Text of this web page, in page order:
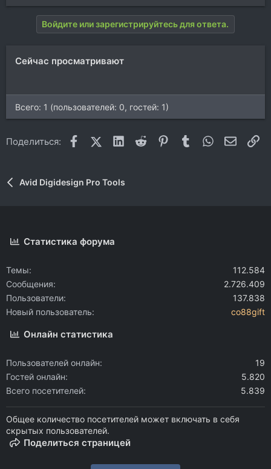
е
и
Войдите или зарегистрируйтесь для ответа.
Сейчас просматривают
Всего: 1 (пользователей: 0, гостей: 1)
Поделиться: FacebookX (Twitter)
LinkedIn
Reddit Pinterest
Tumblr WhatsApp
Avid Digidesign Pro Tools
Статистика форума
Темы
112.584
Сообщения
2.726.409
Пользователи
137.838
Новый пользователь
co88gift
Онлайн статистика
Пользователей онлайн
19
Гостей онлайн
5.820
Всего посетителей
5.839
Общее количество посетителей может включать в себя
скрытых пользователей.
Поделиться страницей